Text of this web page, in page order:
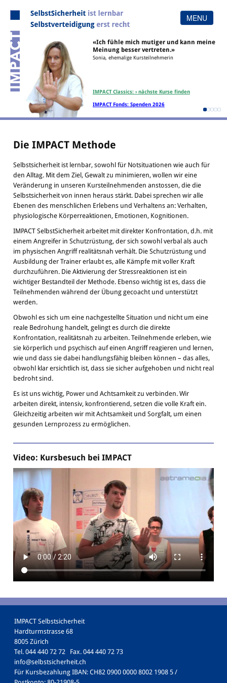
MENU
Menu
Home
Angebot
Methode
Referenzen
Links
«Ich fühle mich mutiger und kann meine
Meinung besser vertreten.»
Sonia, ehemalige Kursteilnehmerin
IMPACT Classics: › nächste Kurse finden
IMPACT Fonds: Spenden 2026
Die IMPACT Methode
Selbstsicherheit ist lernbar, sowohl für Notsituationen wie auch für
den Alltag. Mit dem Ziel, Gewalt zu minimieren, wollen wir eine
Veränderung in unseren Kursteilnehmenden anstossen, die die
Selbstsicherheit von innen heraus stärkt. Dabei sprechen wir alle
Ebenen des menschlichen Erlebens und Verhaltens an: Verhalten,
physiologische Körperreaktionen, Emotionen, Kognitionen.
IMPACT SelbstSicherheit arbeitet mit direkter Konfrontation, d.h. mit
einem Angreifer in Schutzrüstung, der sich sowohl verbal als auch
im physischen Angriff realitätsnah verhält. Die Schutzrüstung und
Ausbildung der Trainer erlaubt es, alle Kämpfe mit voller Kraft
durchzuführen. Die Aktivierung der Stressreaktionen ist ein
wichtiger Bestandteil der Methode. Ebenso wichtig ist es, dass die
Teilnehmenden während der Übung gecoacht und unterstützt
werden.
Obwohl es sich um eine nachgestellte Situation und nicht um eine
reale Bedrohung handelt, gelingt es durch die direkte
Konfrontation, realitätsnah zu arbeiten. Teilnehmende erleben, wie
sie körperlich und psychisch auf einen Angriff reagieren und lernen,
wie und dass sie dabei handlungsfähig bleiben können – das alles,
obwohl klar ersichtlich ist, dass sie sicher aufgehoben und nicht real
bedroht sind.
Es ist uns wichtig, Power und Achtsamkeit zu verbinden. Wir
arbeiten direkt, intensiv, konfrontierend, setzen die volle Kraft ein.
Gleichzeitig arbeiten wir mit Achtsamkeit und Sorgfalt, um einen
gesunden Lernprozess zu ermöglichen.
Video: Kursbesuch bei IMPACT
IMPACT Selbstsicherheit
Hardturmstrasse 68
8005 Zürich
Tel. 044 440 72 72 Fax. 044 440 72 73
info@selbstsicherheit.ch
Für Kursbezahlung IBAN: CH82 0900 0000 8002 1908 5 /